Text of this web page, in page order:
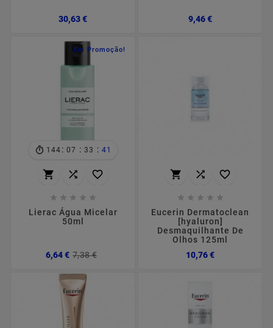
30,63 €Preço 9,46 €Preço
Em Promoção!
144 : 07 : 33 : 40
  
    
Lierac Água Micelar
50ml
6,64 € 7,38 €
  
    
Eucerin Dermatoclean
[hyaluron]
Desmaquilhante De
Olhos 125ml
10,76 €Preço